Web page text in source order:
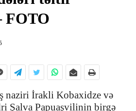
FOTO
naziri İrakli Kobaxidze və
Şalva Papuaşvilinin birgə